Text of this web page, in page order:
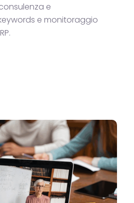
e
e monitoraggio